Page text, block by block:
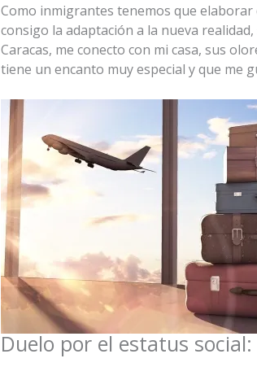
Como inmigrantes tenemos que
consigo la adaptación a la nueva
Caracas, me conecto con mi casa, sus
tiene un encanto muy especial y que me
Duelo por el estatus social: